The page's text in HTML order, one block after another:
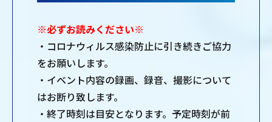
※必ずお読みください※
・コロナウィルス感染防止に引き続きご協力
をお願いします。
・イベント内容の録画、録音、撮影について
はお断り致します。
・終了時刻は目安となります。予定時刻が前